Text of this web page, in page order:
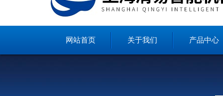
网站首页 关于我们 产品中心